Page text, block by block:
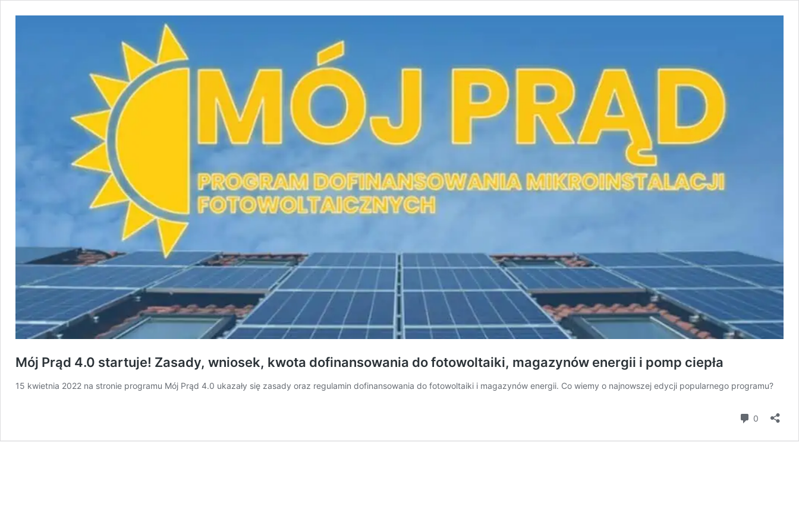
Mój Prąd 4.0 startuje! Zasady, wniosek, kwota dofinansowania do fotowoltaiki, magazynów energii i pomp ciepła
15 kwietnia 2022 na stronie programu Mój Prąd 4.0 ukazały się zasady oraz regulamin dofinansowania do fotowoltaiki i magazynów energii. Co wiemy o najnowszej edycji popularnego programu?
0